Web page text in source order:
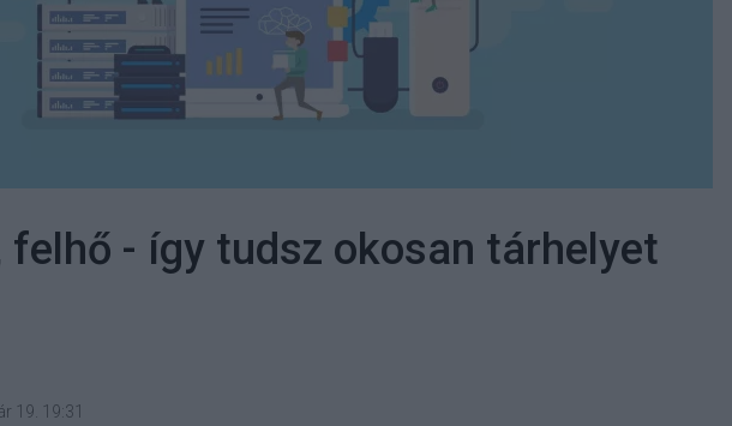
felhő - így tudsz okosan tárhelyet
19. 19:31